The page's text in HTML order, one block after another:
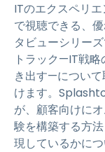
ITのエクスペリ
で視聴できる、
タビューシリー
トラック—IT戦
き出す—につい
けます。
が、顧客向けに
験を構築する方
現しているかにつ